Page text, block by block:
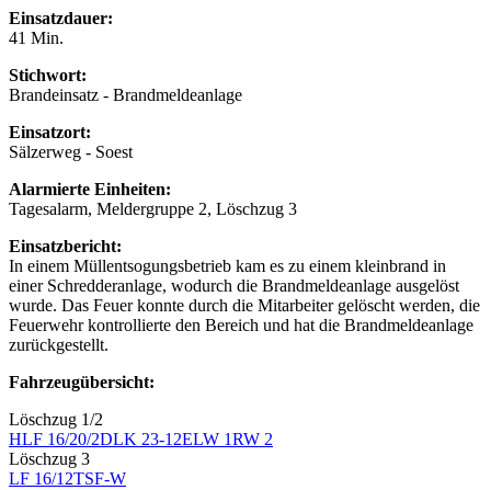
Einsatzdauer:
41 Min.
Stichwort:
Brandeinsatz - Brandmeldeanlage
Einsatzort:
Sälzerweg - Soest
Alarmierte Einheiten:
Tagesalarm, Meldergruppe 2, Löschzug 3
Einsatzbericht:
In einem Müllentsogungsbetrieb kam es zu einem kleinbrand in
einer Schredderanlage, wodurch die Brandmeldeanlage ausgelöst
wurde. Das Feuer konnte durch die Mitarbeiter gelöscht werden, die
Feuerwehr kontrollierte den Bereich und hat die Brandmeldeanlage
zurückgestellt.
Fahrzeugübersicht:
Löschzug 1/2
HLF 16/20/2DLK 23-12ELW 1RW 2
Löschzug 3
LF 16/12TSF-W